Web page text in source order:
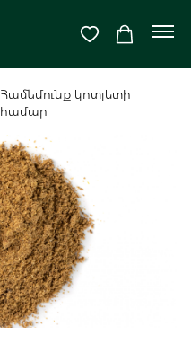
Համեմունք կոտլետի
համար